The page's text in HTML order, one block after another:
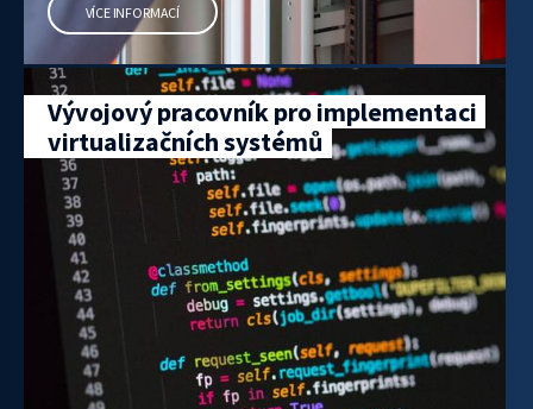
VÍCE INFORMACÍ
Vývojový pracovník pro implementaci
virtualizačních systémů